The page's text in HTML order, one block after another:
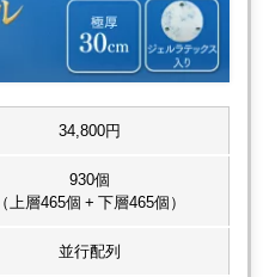
34,800円
930個
（上層465個 + 下層465個）
並行配列